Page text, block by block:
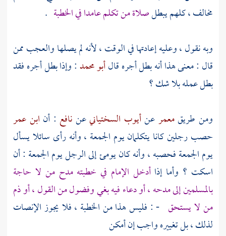
مخالف ، كلهم يبطلصلاة من تكلم عامدا في الخطبة .
وبه نقول ، وعليه إعادتها في الوقت ، لأنه لم يصلها والعجب ممن
قال : معنى هذا أنه بطل أجره قالأبو محمد: وإذا بطل أجره فقد
بطل عمله بلا شك ؟
ومن طريقمعمرعنأيوب السختيانيعننافع : أن ابن عمر
حصب رجلين كانا يتكلمان يوم الجمعة ، وأنه رأى سائلا يسأل
يوم الجمعة فحصبه ، وأنه كان يومئ إلى الرجل يوم الجمعة : أن
اسكت ؟ وأما إذاأدخل الإمام في خطبته مدح من لا حاجة
بالمسلمين إلى مدحه ، أو دعاء فيه بغي وفضول من القول ، أو ذم
من لا يستحق - : فليس هذا من الخطبة ، فلا يجوز الإنصات
لذلك ، بل تغييره واجب إن أمكن